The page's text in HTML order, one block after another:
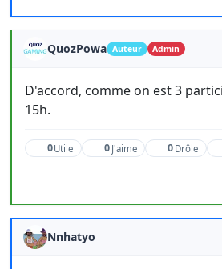
QuozPowa Auteur Admin
D'accord, comme on est 3
15h.
0Utile 0 J'aime 0 Drôle
Nnhatyo